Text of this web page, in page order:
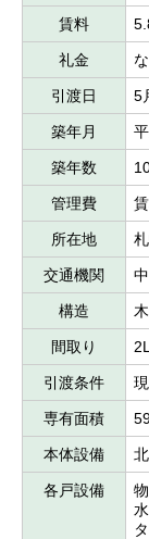
賃料
礼金
引渡日 5
築年月
築年数
管理費
所在地
交通機関
構造
間取り
引渡条件
専有面積
本体設備
各戸設備